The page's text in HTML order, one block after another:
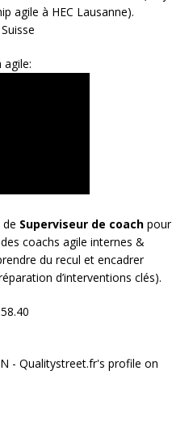
agile à HEC Lausanne).
de Superviseur de coach pour
coachs agile internes &
du recul et encadrer
d’interventions clés).